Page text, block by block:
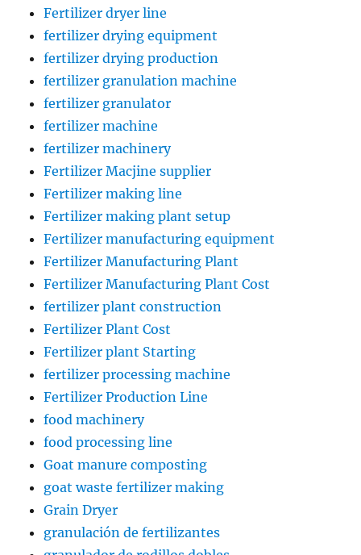
Fertilizer dryer line
fertilizer drying equipment
fertilizer drying production
fertilizer granulation machine
fertilizer granulator
fertilizer machine
fertilizer machinery
Fertilizer Macjine supplier
Fertilizer making line
Fertilizer making plant setup
Fertilizer manufacturing equipment
Fertilizer Manufacturing Plant
Fertilizer Manufacturing Plant Cost
fertilizer plant construction
Fertilizer Plant Cost
Fertilizer plant Starting
fertilizer processing machine
Fertilizer Production Line
food machinery
food processing line
Goat manure composting
goat waste fertilizer making
Grain Dryer
granulación de fertilizantes